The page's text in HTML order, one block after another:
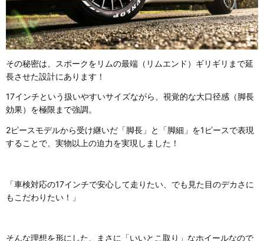
その秘密は、スポークをリムの最端（リムエンド）ギリギリまで延
長させた設計にあります！
17インチという扱いやすいサイズながら、視覚的な大口径感（脚長
効果）を極限まで強調。
2ピースモデルから受け継いだ「脚長」と「脚細」を1ピースで表現
することで、実物以上の迫力を実現しました！
「車検対応の17インチで安心して走りたい、でも見た目のデカさに
もこだわりたい！」
そんな理想を形にした、まさに「いいとこ取り」なホイールなので